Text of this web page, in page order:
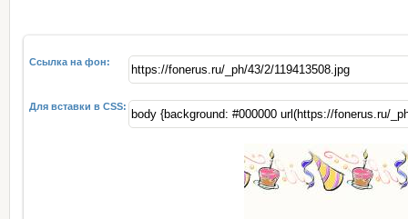
Ссылка на фон:
Для вставки в CSS: